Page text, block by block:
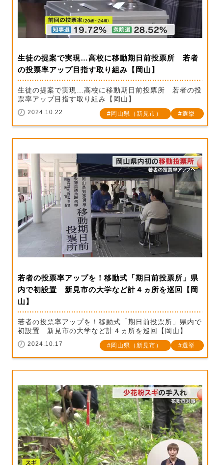
生徒の提案で実現…高校に移動期日前投票所 若者
の投票率アップ目指す取り組み【岡山】
生徒の提案で実現…高校に移動期日前投票所 若者の投
票率アップ目指す取り組み【岡山】
2024.10.22 岡山県（新見市） 選挙
若者の投票率アップを！移動式「期日前投票所」県
内で初設置 新見市の大学など計４ヵ所を巡回【岡
山】
若者の投票率アップを！移動式「期日前投票所」県内で
初設置 新見市の大学など計４ヵ所を巡回【岡山】
2024.10.17 岡山県（新見市） 選挙